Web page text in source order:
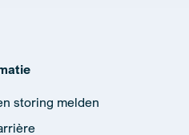
storing melden